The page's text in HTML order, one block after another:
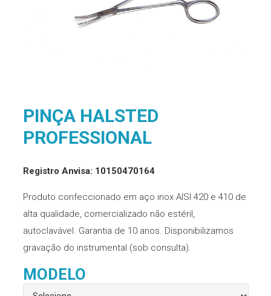
PINÇA HALSTED
PROFESSIONAL
Registro Anvisa: 10150470164
Produto confeccionado em aço inox AISI 420 e 410 de
alta qualidade, comercializado não estéril,
autoclavável. Garantia de 10 anos. Disponibilizamos
gravação do instrumental (sob consulta).
MODELO